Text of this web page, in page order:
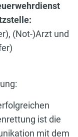
(Not-)Arzt und
ist die
mit dem